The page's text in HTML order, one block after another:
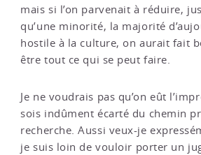
mais si l’on parvenait à réduire,
qu’une minorité, la majorité
hostile à la culture, on aurait fait
être tout ce qui se peut faire.
Je ne voudrais pas qu’on eût
sois indûment écarté du chemin
recherche. Aussi veux-je
je suis loin de vouloir porter un